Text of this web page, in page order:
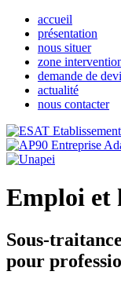
accueil
présentation
nous situer
zone
demande de
actualité
nous contacter
Emploi et
Sous-
pour